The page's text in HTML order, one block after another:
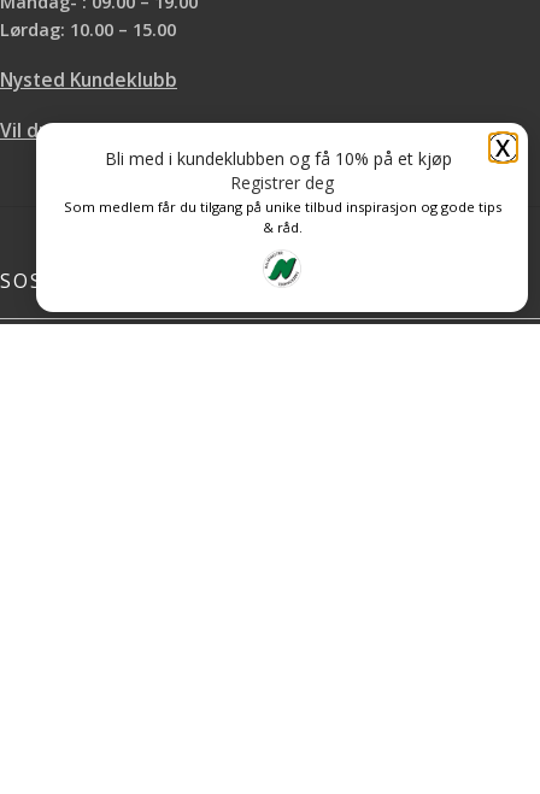
Lørdag: 10.00 – 15.00
Nysted Kundeklubb
Vil du leie hos oss?
SOSIALE MEDIER
X
Bli med i kundeklubben og få 10% på et kjøp
Registrer deg
Som medlem får du tilgang på unike tilbud inspirasjon og gode tips
& råd.